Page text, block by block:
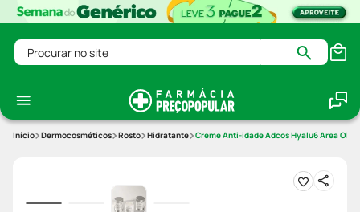
Procurar no site
Dermocosméticos Rosto Hidratante Creme Anti-idade Adcos Hyalu6 Area